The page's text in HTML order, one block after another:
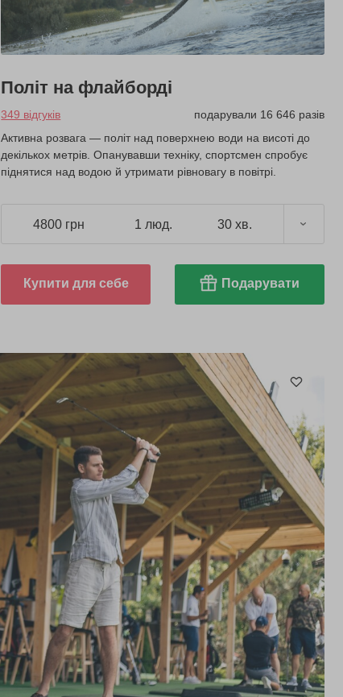
Політ на флайборді
349 відгуків
подарували 16 646 разів
Активна розвага — політ над поверхнею води на висоті до
декількох метрів. Опанувавши техніку, спортсмен спробує
піднятися над водою й утримати рівновагу в повітрі.
4800 грн 1 люд. 30 хв.
Купити для себе Подарувати